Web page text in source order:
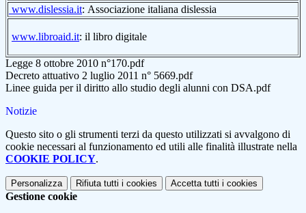
www.dislessia.it: Associazione italiana dislessia
www.libroaid.it: il libro digitale
Legge 8 ottobre 2010 n°170.pdf
Decreto attuativo 2 luglio 2011 n° 5669.pdf
Linee guida per il diritto allo studio degli alunni con DSA.pdf
Notizie
Questo sito o gli strumenti terzi da questo utilizzati si avvalgono di
cookie necessari al funzionamento ed utili alle finalità illustrate nella
COOKIE POLICY.
Personalizza Rifiuta tutti i cookies Accetta tutti i cookies
Gestione cookie